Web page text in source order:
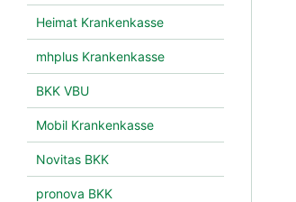
Heimat Krankenkasse
mhplus Krankenkasse
BKK VBU
Mobil Krankenkasse
Novitas BKK
pronova BKK